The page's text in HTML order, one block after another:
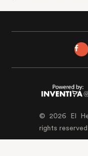
© 2026 El
rights reserved